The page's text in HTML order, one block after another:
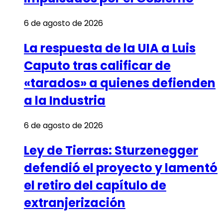
6 de agosto de 2026
La respuesta de la UIA a Luis
Caputo tras calificar de
«tarados» a quienes defienden
a la Industria
6 de agosto de 2026
Ley de Tierras: Sturzenegger
defendió el proyecto y lamentó
el retiro del capítulo de
extranjerización